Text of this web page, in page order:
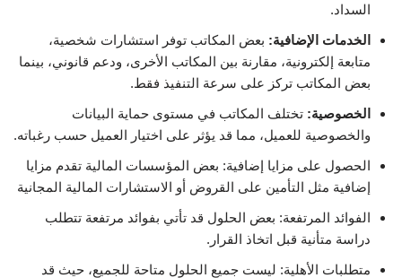
السداد.
الخدمات الإضافية: بعض المكاتب توفر استشارات شخصية،
متابعة إلكترونية، مقارنة بين المكاتب الأخرى، ودعم قانوني، بينما
بعض المكاتب تركز على سرعة التنفيذ فقط.
الخصوصية: تختلف المكاتب في مستوى حماية البيانات
والخصوصية للعميل، مما قد يؤثر على اختيار العميل حسب رغباته.
الحصول على مزايا إضافية: بعض المؤسسات المالية تقدم مزايا
إضافية مثل التأمين على القروض أو الاستشارات المالية المجانية
الفوائد المرتفعة: بعض الحلول قد تأتي بفوائد مرتفعة تتطلب
دراسة متأنية قبل اتخاذ القرار.
متطلبات الأهلية: ليست جميع الحلول متاحة للجميع، حيث قد